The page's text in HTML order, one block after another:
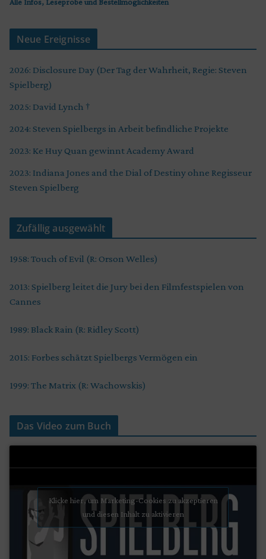
Neue Ereignisse
2026: Disclosure Day (Der Tag der Wahrheit, Regie: Steven
Spielberg)
2025: David Lynch †
2024: Steven Spielbergs in Arbeit befindliche Projekte
2023: Ke Huy Quan gewinnt Academy Award
2023: Indiana Jones and the Dial of Destiny ohne Regisseur
Steven Spielberg
Zufällig ausgewählt
1958: Touch of Evil (R: Orson Welles)
2013: Spielberg leitet die Jury bei den Filmfestspielen von
Cannes
1989: Black Rain (R: Ridley Scott)
2015: Forbes schätzt Spielbergs Vermögen ein
1999: The Matrix (R: Wachowskis)
Das Video zum Buch
Klicke hier, um Marketing-Cookies zu akzeptieren
und diesen Inhalt zu aktivieren